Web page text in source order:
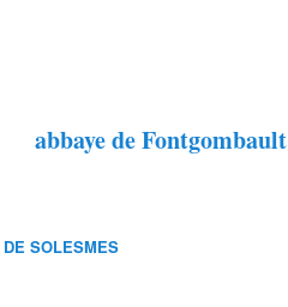
abbaye de Fontgombault
SOLESMES